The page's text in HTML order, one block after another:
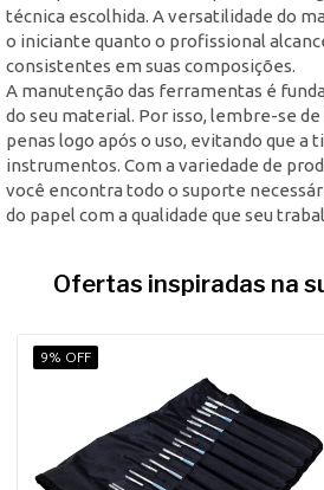
técnica escolhida. A versatilidade do
o iniciante quanto o profissional
consistentes em suas composições.
A manutenção das ferramentas é
do seu material. Por isso, lembre-se
penas logo após o uso, evitando que a
instrumentos. Com a variedade de
você encontra todo o suporte
do papel com a qualidade que seu
Ofertas inspiradas na
9% OFF